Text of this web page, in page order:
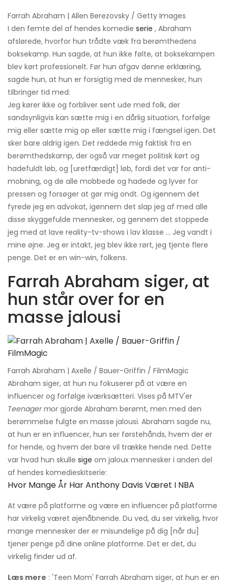
Farrah Abraham | Allen Berezovsky / Getty Images
I den femte del af hendes komedie serie , Abraham
afslørede, hvorfor hun trådte væk fra berømthedens
boksekamp. Hun sagde, at hun ikke følte, at boksekampen
blev kørt professionelt. Før hun afgav denne erklæring,
sagde hun, at hun er forsigtig med de mennesker, hun
tilbringer tid med:
Jeg kører ikke og forbliver sent ude med folk, der
sandsynligvis kan sætte mig i en dårlig situation, forfølge
mig eller sætte mig op eller sætte mig i fængsel igen. Det
sker bare aldrig igen. Det reddede mig faktisk fra en
berømthedskamp, ​​der også var meget politisk kørt og
hadefuldt løb, og [uretfærdigt] løb, fordi det var for anti-
mobning, og de alle mobbede og hadede og lyver for
pressen og forsøger at gør mig ondt. Og igennem det
fyrede jeg en advokat, igennem det slap jeg af med alle
disse skyggefulde mennesker, og gennem det stoppede
jeg med at lave reality-tv-shows i lav klasse ... Jeg vandt i
mine øjne. Jeg er intakt, jeg blev ikke rørt, jeg tjente flere
penge. Det er en win-win, folkens.
Farrah Abraham siger, at
hun står over for en
masse jalousi
Farrah Abraham | Axelle / Bauer-Griffin / FilmMagic
Abraham siger, at hun nu fokuserer på at være en
influencer og forfølge iværksætteri. Vises på MTV'er
Teenager morgjorde Abraham berømt, men med den
berømmelse fulgte en masse jalousi. Abraham sagde nu,
at hun er en influencer, hun ser førstehånds, hvem der er
for hende, og hvem der bare vil trække hende ned. Dette
var hvad hun skulle sige om jaloux mennesker i anden del
af hendes komedieskitserie:
Hvor Mange År Har Anthony Davis Været I NBA
At være på platforme og være en influencer på platforme
har virkelig været øjenåbnende. Du ved, du ser virkelig, hvor
mange mennesker der er misundelige på dig [når du]
tjener penge på dine online platforme. Det er det, du
virkelig finder ud af.
Læs mere : 'Teen Mom' Farrah Abraham siger, at hun er en